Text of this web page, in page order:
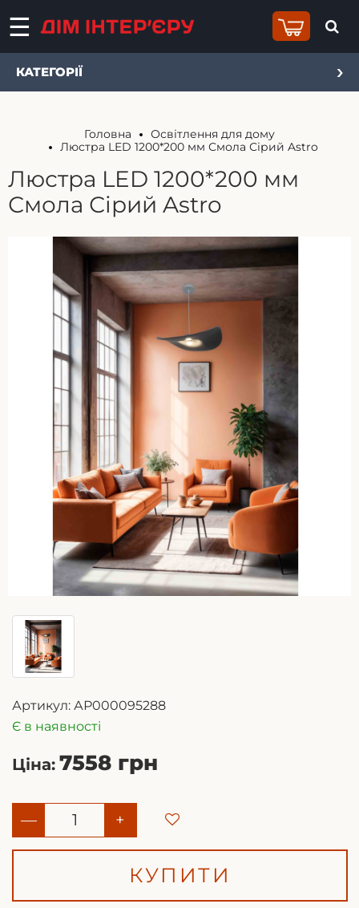
КАТЕГОРІЇ
Головна
Освітлення для дому
Люстра LED 1200*200 мм Смола Сірий Astro
Люстра LED 1200*200 мм
Смола Сірий Astro
Артикул: АР000095288
Є в наявності
Ціна: 7558 грн
— +
КУПИТИ